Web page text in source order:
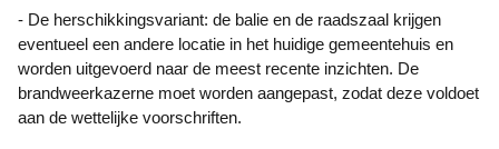
- De herschikkingsvariant: de balie en de raadszaal krijgen
eventueel een andere locatie in het huidige gemeentehuis en
worden uitgevoerd naar de meest recente inzichten. De
brandweerkazerne moet worden aangepast, zodat deze voldoet
aan de wettelijke voorschriften.